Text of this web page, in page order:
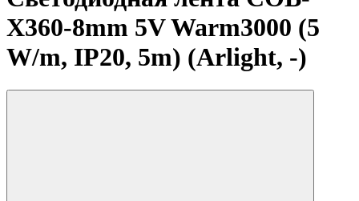
X360-8mm 5V Warm3000 (5
W/m, IP20, 5m) (Arlight, -)